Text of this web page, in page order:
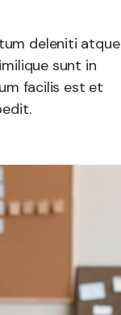
deleniti atque
sunt in
facilis est et